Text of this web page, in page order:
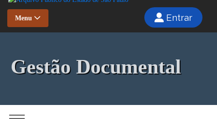
Menu Entrar
Gestão Documental